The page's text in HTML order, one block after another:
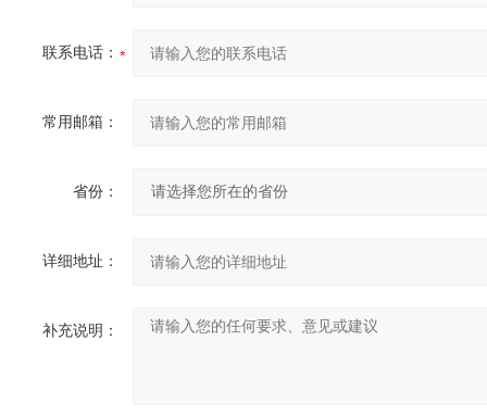
联系电话：
常用邮箱：
省份：
详细地址：
补充说明：